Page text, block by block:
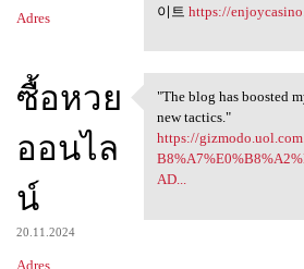
Adres
이트 https://
ซื้อหวย
ออนไล
น์
20.11.2024
Adres
"The blog has
"The blog has boosted
new tactics."
https://
AD...